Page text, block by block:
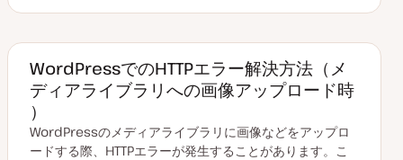
日
ッ
ッ
WordPressでのHTTPエラー解決方法（メ
ディアライブラリへの画像アップロード時
）
WordPressのメディアライブラリに画像などをアップロ
ードする際、HTTPエラーが発生することがあります。こ